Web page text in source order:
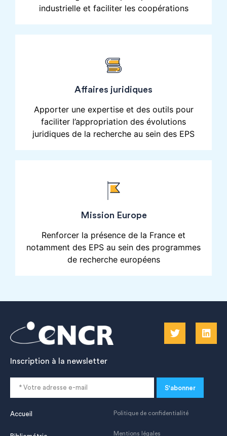
industrielle et faciliter les coopérations
Affaires juridiques
Apporter une expertise et des outils pour
faciliter l’appropriation des évolutions
juridiques de la recherche au sein des EPS
Mission Europe
Renforcer la présence de la France et
notamment des EPS au sein des programmes
de recherche européens
Politique de confidentialité
Mentions légales
Accueil
Inscription à la newsletter
S'abonner